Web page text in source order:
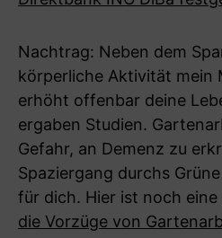
Nachtrag: Neben dem
körperliche Aktivität mein
erhöht offenbar deine
ergaben Studien.
Gefahr, an Demenz zu
Spaziergang durchs
für dich. Hier ist noch eine
die Vorzüge von